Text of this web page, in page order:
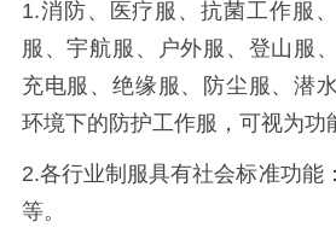
1.消防、医疗服、抗菌工作服
服、宇航服、户外服、登山服
充电服、绝缘服、防尘服、潜
环境下的防护工作服，可视为功
2.各行业制服具有社会标准功能
等。